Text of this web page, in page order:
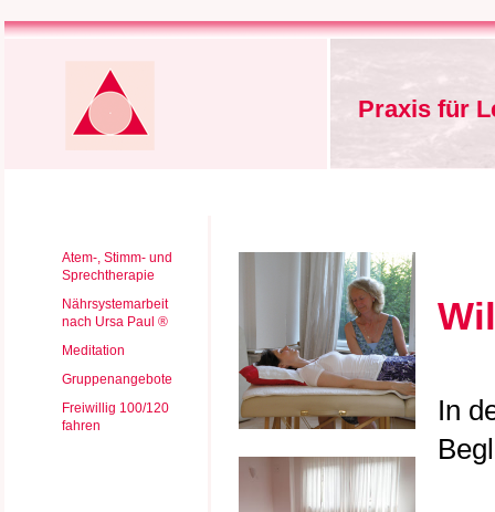
Praxis für
Atem-, Stimm- und
Sprechtherapie
Nährsystemarbeit
nach Ursa Paul ®
Meditation
Gruppenangebote
Freiwillig 100/120
fahren
In